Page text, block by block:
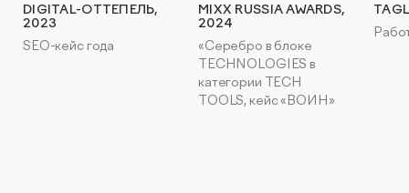
DIGITAL-ОТТЕПЕЛЬ,
2023
SEO-кейс года
MIXX RUSSIA AWARDS,
2024
«Серебро в блоке
TECHNOLOGIES в
категории TECH
TOOLS, кейс «ВОИН»